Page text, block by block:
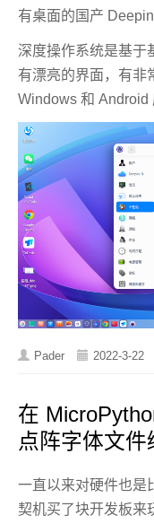
有桌面的国产
深度操作系统是基于
有漂亮的界面，有非
Windows 和 Android
Pader 2022-3-22
在
点阵字体文件
一直以来对硬件也是
契机买了块开发板来